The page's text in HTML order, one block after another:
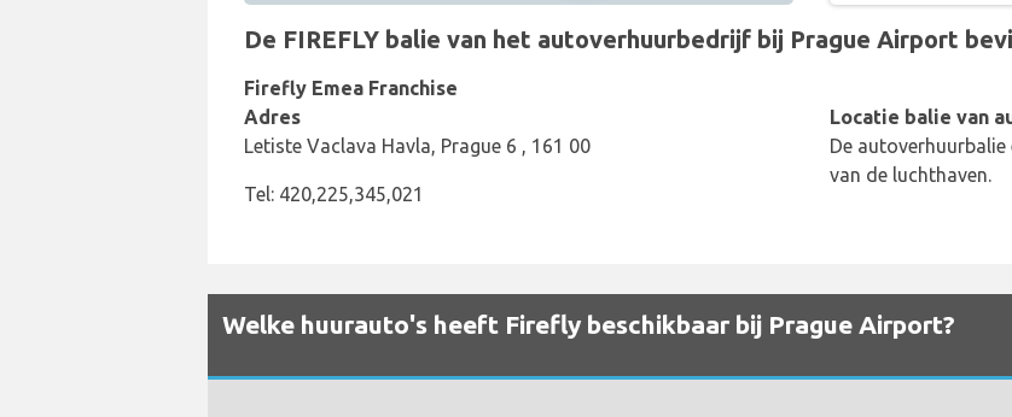
De FIREFLY balie van het autoverhuurbedrijf bij Prague Airport
Firefly Emea Franchise
Adres
Letiste Vaclava Havla, Prague 6 , 161 00
Tel: 420,225,345,021
Locatie balie van
De
van de luchthaven.
Welke huurauto's heeft Firefly beschikbaar bij Prague Airport?